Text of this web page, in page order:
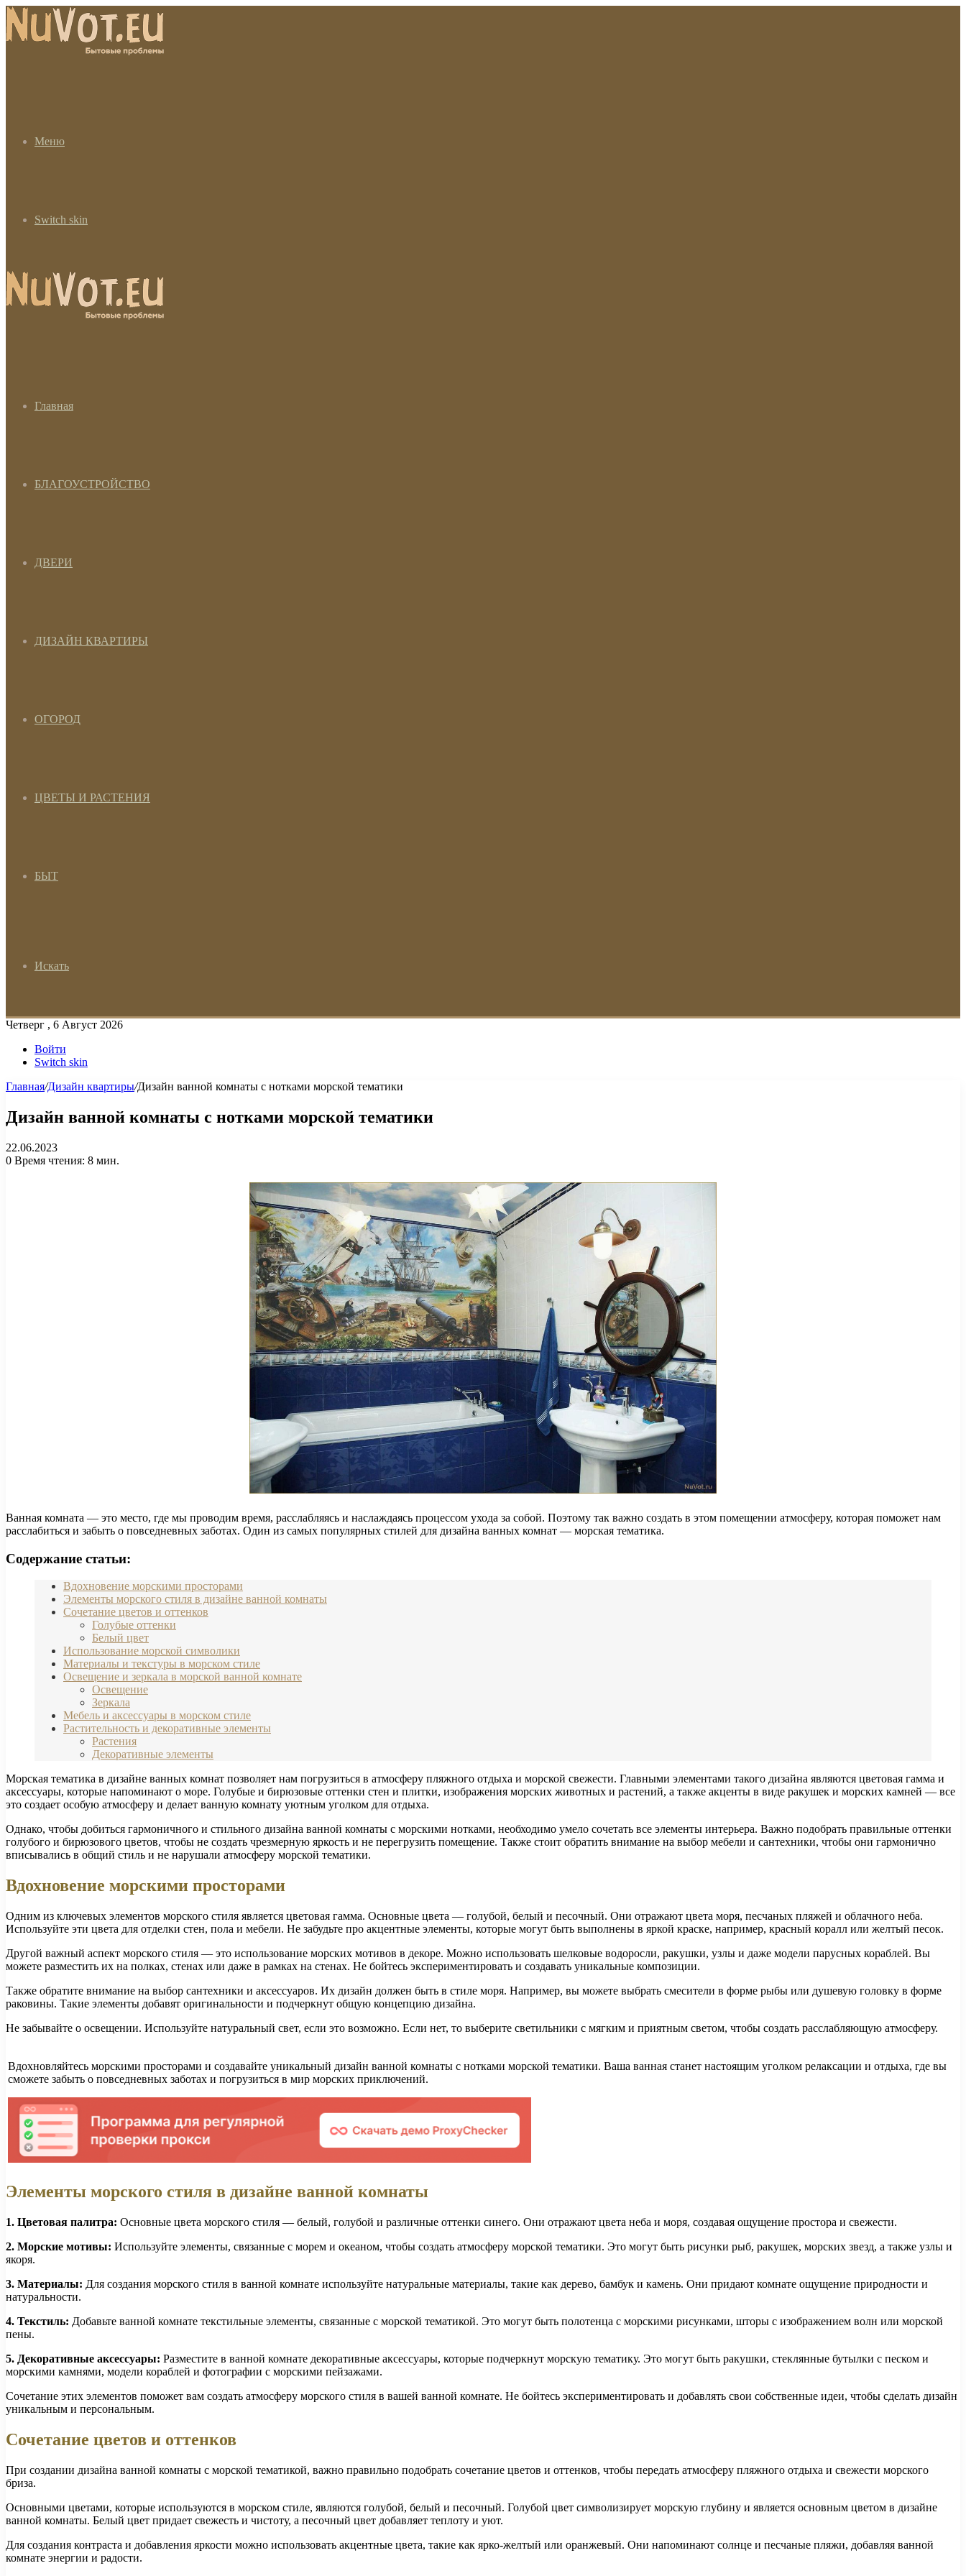
Меню
Switch skin
Главная
БЛАГОУСТРОЙСТВО
ДВЕРИ
ДИЗАЙН КВАРТИРЫ
ОГОРОД
ЦВЕТЫ И РАСТЕНИЯ
БЫТ
Искать
Четверг , 6 Август 2026
Войти
Switch skin
Главная/Дизайн квартиры/Дизайн ванной комнаты с нотками морской тематики
Дизайн ванной комнаты с нотками морской тематики
22.06.2023
0 Время чтения: 8 мин.
Ванная комната — это место, где мы проводим время, расслабляясь и наслаждаясь процессом ухода за собой. Поэтому так важно создать в этом помещении атмосферу, которая поможет нам
расслабиться и забыть о повседневных заботах. Один из самых популярных стилей для дизайна ванных комнат — морская тематика.
Содержание статьи:
Вдохновение морскими просторами
Элементы морского стиля в дизайне ванной комнаты
Сочетание цветов и оттенков
Голубые оттенки
Белый цвет
Использование морской символики
Материалы и текстуры в морском стиле
Освещение и зеркала в морской ванной комнате
Освещение
Зеркала
Мебель и аксессуары в морском стиле
Растительность и декоративные элементы
Растения
Декоративные элементы
Морская тематика в дизайне ванных комнат позволяет нам погрузиться в атмосферу пляжного отдыха и морской свежести. Главными элементами такого дизайна являются цветовая гамма и
аксессуары, которые напоминают о море. Голубые и бирюзовые оттенки стен и плитки, изображения морских животных и растений, а также акценты в виде ракушек и морских камней — все
это создает особую атмосферу и делает ванную комнату уютным уголком для отдыха.
Однако, чтобы добиться гармоничного и стильного дизайна ванной комнаты с морскими нотками, необходимо умело сочетать все элементы интерьера. Важно подобрать правильные оттенки
голубого и бирюзового цветов, чтобы не создать чрезмерную яркость и не перегрузить помещение. Также стоит обратить внимание на выбор мебели и сантехники, чтобы они гармонично
вписывались в общий стиль и не нарушали атмосферу морской тематики.
Вдохновение морскими просторами
Одним из ключевых элементов морского стиля является цветовая гамма. Основные цвета — голубой, белый и песочный. Они отражают цвета моря, песчаных пляжей и облачного неба.
Используйте эти цвета для отделки стен, пола и мебели. Не забудьте про акцентные элементы, которые могут быть выполнены в яркой краске, например, красный коралл или желтый песок.
Другой важный аспект морского стиля — это использование морских мотивов в декоре. Можно использовать шелковые водоросли, ракушки, узлы и даже модели парусных кораблей. Вы
можете разместить их на полках, стенах или даже в рамках на стенах. Не бойтесь экспериментировать и создавать уникальные композиции.
Также обратите внимание на выбор сантехники и аксессуаров. Их дизайн должен быть в стиле моря. Например, вы можете выбрать смесители в форме рыбы или душевую головку в форме
раковины. Такие элементы добавят оригинальности и подчеркнут общую концепцию дизайна.
Не забывайте о освещении. Используйте натуральный свет, если это возможно. Если нет, то выберите светильники с мягким и приятным светом, чтобы создать расслабляющую атмосферу.
Вдохновляйтесь морскими просторами и создавайте уникальный дизайн ванной комнаты с нотками морской тематики. Ваша ванная станет настоящим уголком релаксации и отдыха, где вы
сможете забыть о повседневных заботах и погрузиться в мир морских приключений.
Элементы морского стиля в дизайне ванной комнаты
1. Цветовая палитра: Основные цвета морского стиля — белый, голубой и различные оттенки синего. Они отражают цвета неба и моря, создавая ощущение простора и свежести.
2. Морские мотивы: Используйте элементы, связанные с морем и океаном, чтобы создать атмосферу морской тематики. Это могут быть рисунки рыб, ракушек, морских звезд, а также узлы и
якоря.
3. Материалы: Для создания морского стиля в ванной комнате используйте натуральные материалы, такие как дерево, бамбук и камень. Они придают комнате ощущение природности и
натуральности.
4. Текстиль: Добавьте ванной комнате текстильные элементы, связанные с морской тематикой. Это могут быть полотенца с морскими рисунками, шторы с изображением волн или морской
пены.
5. Декоративные аксессуары: Разместите в ванной комнате декоративные аксессуары, которые подчеркнут морскую тематику. Это могут быть ракушки, стеклянные бутылки с песком и
морскими камнями, модели кораблей и фотографии с морскими пейзажами.
Сочетание этих элементов поможет вам создать атмосферу морского стиля в вашей ванной комнате. Не бойтесь экспериментировать и добавлять свои собственные идеи, чтобы сделать дизайн
уникальным и персональным.
Сочетание цветов и оттенков
При создании дизайна ванной комнаты с морской тематикой, важно правильно подобрать сочетание цветов и оттенков, чтобы передать атмосферу пляжного отдыха и свежести морского
бриза.
Основными цветами, которые используются в морском стиле, являются голубой, белый и песочный. Голубой цвет символизирует морскую глубину и является основным цветом в дизайне
ванной комнаты. Белый цвет придает свежесть и чистоту, а песочный цвет добавляет теплоту и уют.
Для создания контраста и добавления яркости можно использовать акцентные цвета, такие как ярко-желтый или оранжевый. Они напоминают солнце и песчаные пляжи, добавляя ванной
комнате энергии и радости.